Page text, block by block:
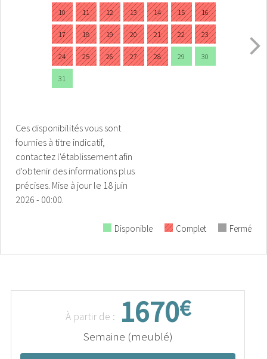
10 11 12 13 14 15 16
17 18 19 20 21 22 23
24 25 26 27 28 29 30
31
Ces disponibilités vous sont
fournies à titre indicatif,
contactez l'établissement afin
d'obtenir des informations plus
précises. Mise à jour le 18 juin
2026 - 00:00.
Disponible Complet Fermé
À partir de : 1670€
Semaine (meublé)